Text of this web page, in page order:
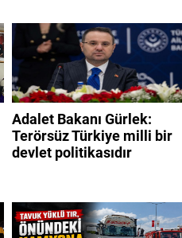
Adalet Bakanı Gürlek:
Terörsüz Türkiye milli bir
devlet politikasıdır